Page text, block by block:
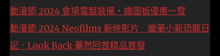
動漫節 2024 會場電競裝備‧繪圖板優惠一覽
動漫節 2024 Neofilms 新映影片 蠟筆小新恐龍日
記．Look Back 驀然回首精品首發